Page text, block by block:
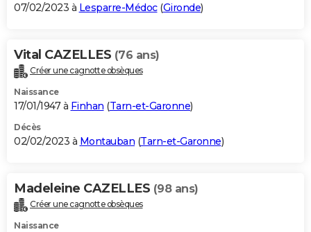
07/02/2023 à Lesparre-Médoc(Gironde)
Vital CAZELLES (76 ans)
Créer une cagnotte obsèques
Naissance
17/01/1947 à Finhan (Tarn-et-Garonne)
Décès
02/02/2023 à Montauban (Tarn-et-Garonne)
Madeleine CAZELLES (98 ans)
Créer une cagnotte obsèques
Naissance